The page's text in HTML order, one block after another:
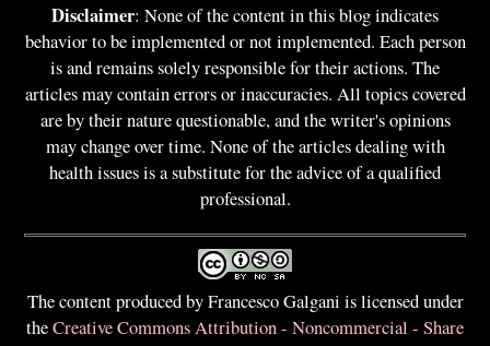
Disclaimer: None of the content in this blog indicates
behavior to be implemented or not implemented. Each person
is and remains solely responsible for their actions. The
articles may contain errors or inaccuracies. All topics covered
are by their nature questionable, and the writer's opinions
may change over time. None of the articles dealing with
health issues is a substitute for the advice of a qualified
professional.
The content produced by Francesco Galgani is licensed under
theCreative Commons Attribution - Noncommercial - Share